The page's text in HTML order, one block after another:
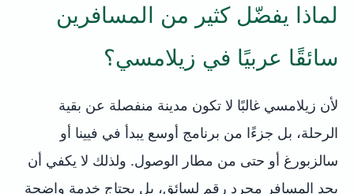
لماذا يفضّل كثير من المسافرين
سائقًا عربيًا في زيلامسي؟
لأن زيلامسي غالبًا لا تكون مدينة منفصلة عن بقية
الرحلة، بل جزءًا من برنامج أوسع يبدأ في فيينا أو
سالزبورغ أو حتى من مطار الوصول. ولذلك لا يكفي أن
يجد المسافر مجرد رقم لسائق، بل يحتاج خدمة واضحة